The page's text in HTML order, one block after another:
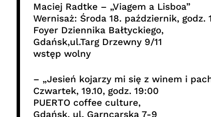
Maciej Radtke – „Viagem a Lisboa”
Wernisaż: Środa 18. październik, godz.
Foyer Dziennika Bałtyckiego,
Gdańsk,ul.Targ Drzewny 9/11
wstęp wolny
– „Jesień kojarzy mi się z winem i
Czwartek, 19.10, godz. 19:00
PUERTO coffee culture,
Gdańsk, ul. Garncarska 7-9